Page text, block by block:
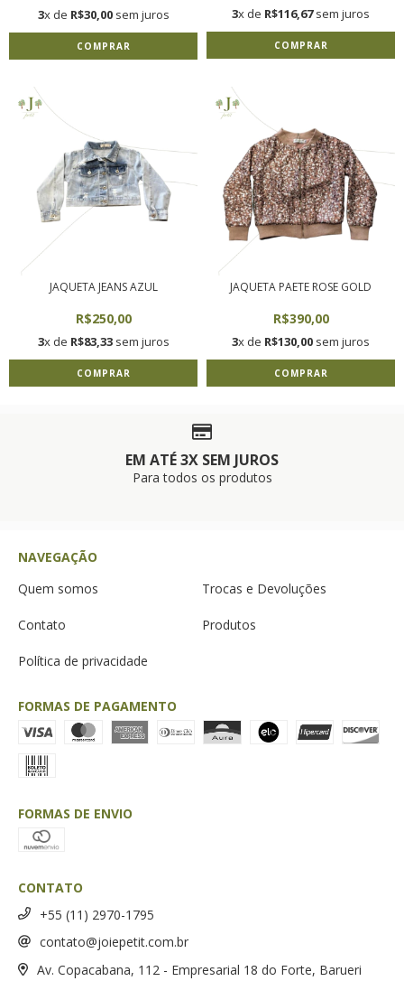
3x de R$30,00sem juros
COMPRAR
3x de R$116,67sem juros
COMPRAR
JAQUETA JEANS AZUL
R$250,00
3x de R$83,33sem juros
COMPRAR
JAQUETA PAETE ROSE GOLD
R$390,00
3x de R$130,00 sem juros
COMPRAR
EM ATÉ 3X SEM JUROS
Para todos os produtos
NAVEGAÇÃO
Quem somos
Trocas e Devoluções
Contato Produtos
Política de privacidade
FORMAS DE PAGAMENTO
FORMAS DE ENVIO
CONTATO
+55 (11) 2970-1795
contato@joiepetit.com.br
Av. Copacabana, 112 - Empresarial 18 do Forte, Barueri